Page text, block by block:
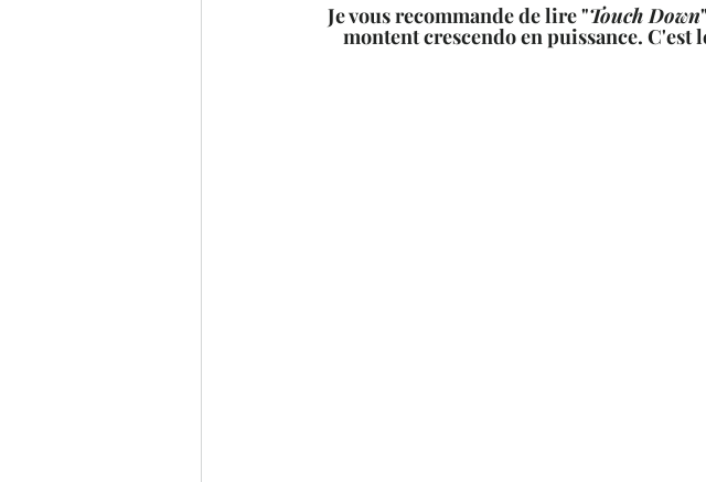
Je vous recommande de lire "Touch Down
montent crescendo en puissance.